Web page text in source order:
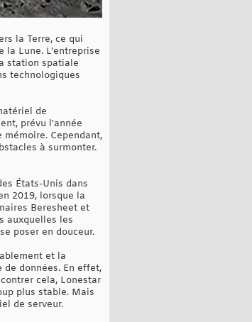
la Terre, ce qui
la Lune. L'entreprise
station spatiale
technologiques
de
prévu l'année
Cependant,
à surmonter.
États-Unis dans
2019, lorsque la
Beresheet et
auxquelles les
poser en douceur.
et la
données. En effet,
cela, Lonestar
plus stable. Mais
de serveur.